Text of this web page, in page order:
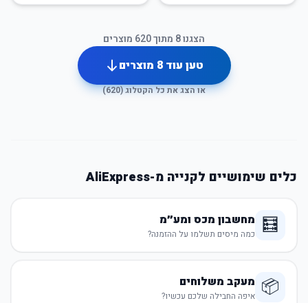
הצגנו8 מתוך620 מוצרים
טען עוד8 מוצרים
או הצג את כל הקטלוג (620
)
כלים שימושיים לקנייה מ-AliExpress
🧮 מחשבון מכס ומע״מ
כמה מיסים תשלמו על ההזמנה?
📦 מעקב משלוחים
איפה החבילה שלכם עכשיו?